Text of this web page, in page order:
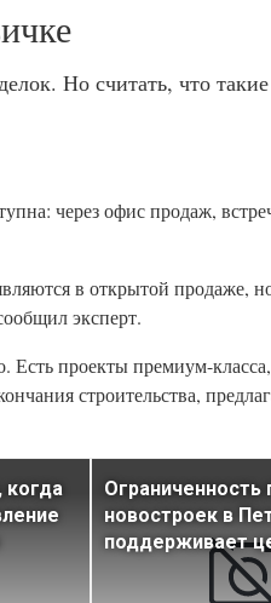
Но считать, что
через офис продаж,
в открытой продаже,
эксперт.
Есть проекты премиум-
строительства,
когда
Ограниченность
новостроек в
поддерживает